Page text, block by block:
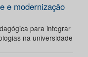
e modernização
para integrar
na universidade